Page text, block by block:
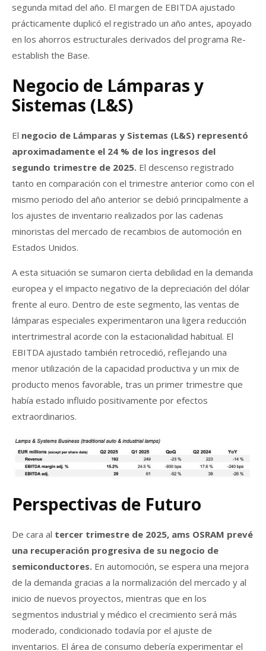
segunda mitad del año. El margen de EBITDA ajustado
prácticamente duplicó el registrado un año antes, apoyado
en los ahorros estructurales derivados del programa Re-
establish the Base.
Negocio de Lámparas y
Sistemas (L&S)
El negocio de Lámparas y Sistemas (L&S) representó
aproximadamente el 24 % de los ingresos del
segundo trimestre de 2025. El descenso registrado
tanto en comparación con el trimestre anterior como con el
mismo periodo del año anterior se debió principalmente a
los ajustes de inventario realizados por las cadenas
minoristas del mercado de recambios de automoción en
Estados Unidos.
A esta situación se sumaron cierta debilidad en la demanda
europea y el impacto negativo de la depreciación del dólar
frente al euro. Dentro de este segmento, las ventas de
lámparas especiales experimentaron una ligera reducción
intertrimestral acorde con la estacionalidad habitual. El
EBITDA ajustado también retrocedió, reflejando una
menor utilización de la capacidad productiva y un mix de
producto menos favorable, tras un primer trimestre que
había estado influido positivamente por efectos
extraordinarios.
Perspectivas de Futuro
De cara al tercer trimestre de 2025, ams OSRAM prevé
una recuperación progresiva de su negocio de
semiconductores. En automoción, se espera una mejora
de la demanda gracias a la normalización del mercado y al
inicio de nuevos proyectos, mientras que en los
segmentos industrial y médico el crecimiento será más
moderado, condicionado todavía por el ajuste de
inventarios. El área de consumo debería experimentar el